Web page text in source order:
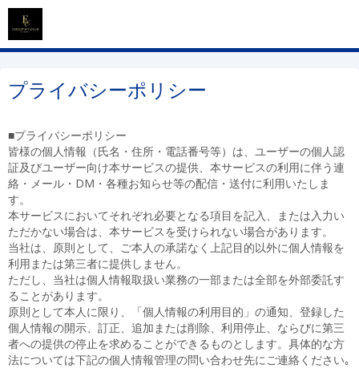
プライバシーポリシー
■プライバシーポリシー
皆様の個人情報（氏名・住所・電話番号等）は、ユーザーの個人認
証及びユーザー向け本サービスの提供、本サービスの利用に伴う連
絡・メール・DM・各種お知らせ等の配信・送付に利用いたしま
す。
本サービスにおいてそれぞれ必要となる項目を記入、または入力い
ただかない場合は、本サービスを受けられない場合があります。
当社は、原則として、ご本人の承諾なく上記目的以外に個人情報を
利用または第三者に提供しません。
ただし、当社は個人情報取扱い業務の一部または全部を外部委託す
ることがあります。
原則として本人に限り、「個人情報の利用目的」の通知、登録した
個人情報の開示、訂正、追加または削除、利用停止、ならびに第三
者への提供の停止を求めることができるものとします。具体的な方
法については下記の個人情報管理の問い合わせ先にご連絡ください｡